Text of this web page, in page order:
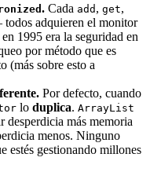
. Cada add , get,
adquieren el monitor
1995 era la seguridad en
por método que es
(más sobre esto a
Por defecto, cuando
lo duplica. ArrayList
desperdicia más memoria
menos. Ninguno
estés gestionando millones